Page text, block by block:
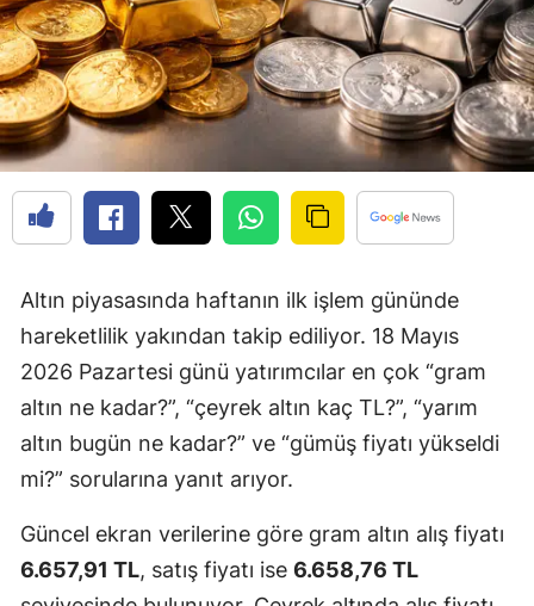
Altın piyasasında haftanın ilk işlem gününde
hareketlilik yakından takip ediliyor. 18 Mayıs
2026 Pazartesi günü yatırımcılar en çok “gram
altın ne kadar?”, “çeyrek altın kaç TL?”, “yarım
altın bugün ne kadar?” ve “gümüş fiyatı yükseldi
mi?” sorularına yanıt arıyor.
Güncel ekran verilerine göre gram altın alış fiyatı
6.657,91 TL, satış fiyatı ise 6.658,76 TL